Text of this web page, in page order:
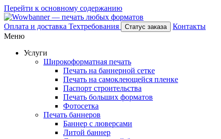
Перейти к основному содержанию
Оплата и доставка Техтребования Статус заказа
Контакты
Меню
Услуги
Широкоформатная печать
Печать на баннерной сетке
Печать на самоклеющейся пленке
Паспорт строительства
Печать больших форматов
Фотосетка
Печать баннеров
Баннер с люверсами
Литой баннер